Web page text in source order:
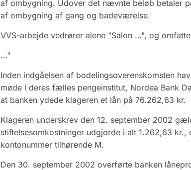
af ombygning. Udover det nævnte beløb betaler
af ombygning af gang og badeværelse.
VVS-arbejde vedrører alene "Salon …", og
…"
Inden indgåelsen af bodelingsoverenskomsten
møde i deres fælles pengeinstitut, Nordea Bank
at banken ydede klageren et lån på 76.262,63 kr.
Klageren underskrev den 12. september 2002
stiftelsesomkostninger udgjorde i alt 1.262,63
kontonummer tilhørende M.
Den 30. september 2002 overførte banken